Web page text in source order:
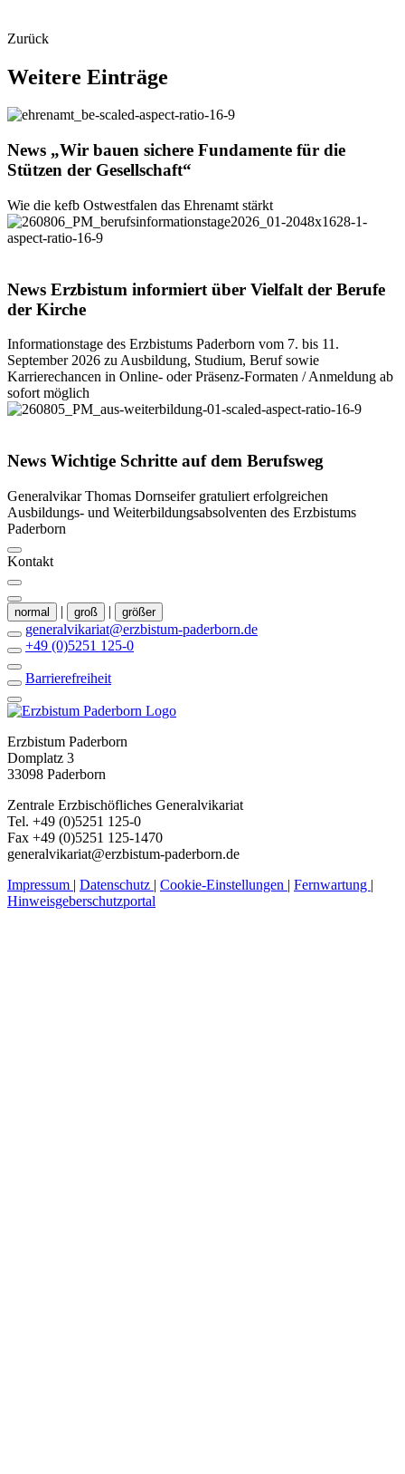
Zurück
Weitere Einträge
News „Wir bauen sichere Fundamente für die
Stützen der Gesellschaft“
Wie die kefb Ostwestfalen das Ehrenamt stärkt
News Erzbistum informiert über Vielfalt der Berufe
der Kirche
Informationstage des Erzbistums Paderborn vom 7. bis 11.
September 2026 zu Ausbildung, Studium, Beruf sowie
Karrierechancen in Online- oder Präsenz-Formaten / Anmeldung ab
sofort möglich
News Wichtige Schritte aufdem Berufsweg
Generalvikar Thomas Dornseifer gratuliert erfolgreichen
Ausbildungs- und Weiterbildungsabsolventen des Erzbistums
Paderborn
Kontakt
normal | groß | größer
generalvikariat@erzbistum-paderborn.de
+49 (0)5251 125-0
Barrierefreiheit
Erzbistum Paderborn
Domplatz 3
33098 Paderborn
Zentrale Erzbischöfliches Generalvikariat
Tel. +49 (0)5251 125-0
Fax +49 (0)5251 125-1470
generalvikariat@erzbistum-paderborn.de
Impressum | Datenschutz | Cookie-Einstellungen | Fernwartung |
Hinweisgeberschutzportal